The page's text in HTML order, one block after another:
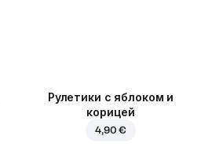
Рулетики с яблоком и
корицей
4,90 €